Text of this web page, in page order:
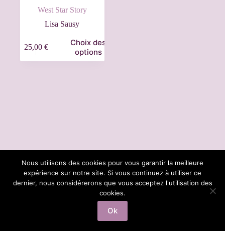
West Star Story
Lisa Sausy
25,00 €
Choix des
options
Information a propos des cookies Mentions Legales
Nous utilisons des cookies pour vous garantir la meilleure
expérience sur notre site. Si vous continuez à utiliser ce
dernier, nous considérerons que vous acceptez l'utilisation des
cookies.
Ok